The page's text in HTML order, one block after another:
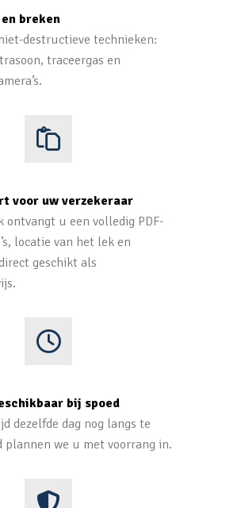
breken
destructieve technieken:
traceergas en
voor uw verzekeraar
ontvangt u een volledig PDF-
locatie van het lek en
geschikt als
bij spoed
dezelfde dag nog langs te
plannen we u met voorrang in.